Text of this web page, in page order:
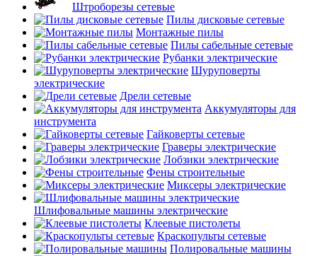
Штроборезы сетевые
Пилы дисковые сетевые
Монтажные пилы
Пилы сабельные сетевые
Рубанки электрические
Шуруповерты
электрические
Дрели сетевые
Аккумуляторы для
инструмента
Гайковерты сетевые
Граверы электрические
Лобзики электрические
Фены строительные
Миксеры электрические
Шлифовальные машины электрические
Клеевые пистолеты
Краскопульты сетевые
Полировальные машины